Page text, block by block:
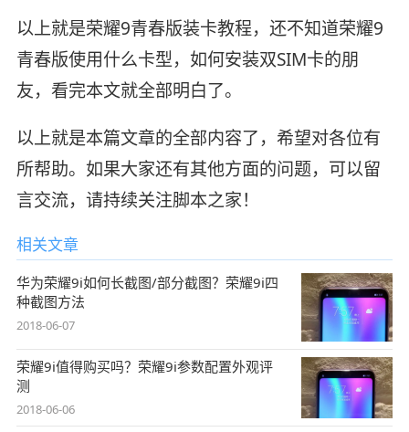
以上就是荣耀9青春版装卡教程，还不知道荣耀9
青春版使用什么卡型，如何安装双SIM卡的朋
友，看完本文就全部明白了。
以上就是本篇文章的全部内容了，希望对各位有
所帮助。如果大家还有其他方面的问题，可以留
言交流，请持续关注脚本之家！
相关文章
华为荣耀9i如何长截图/部分截图？荣耀9i四
种截图方法
2018-06-07
荣耀9i值得购买吗？荣耀9i参数配置外观评
测
2018-06-06